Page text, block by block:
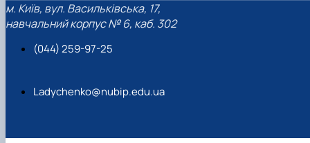
м. Київ, вул. Васильківська, 17,
навчальний корпус № 6, каб. 302
(044) 259-97-25
Ladychenko@nubip.edu.ua